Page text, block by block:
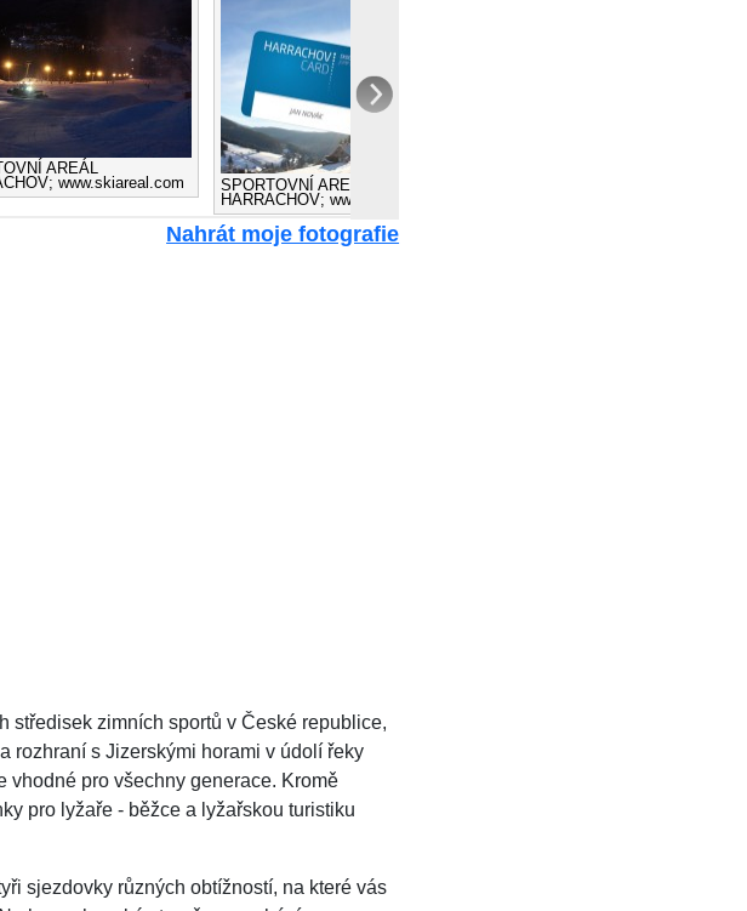
AREÁL
www.skiareal.com
SPORTOVNÍ AREÁL
HARRACHOV; www.skiareal.com
Nahrát moje fotografie
středisek zimních sportů v České republice,
rozhraní s Jizerskými horami v údolí řeky
vhodné pro všechny generace. Kromě
pro lyžaře - běžce a lyžařskou turistiku
sjezdovky různých obtížností, na které vás